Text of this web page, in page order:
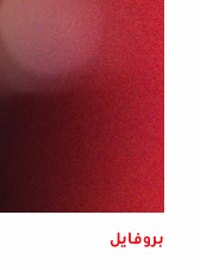
بروفايل